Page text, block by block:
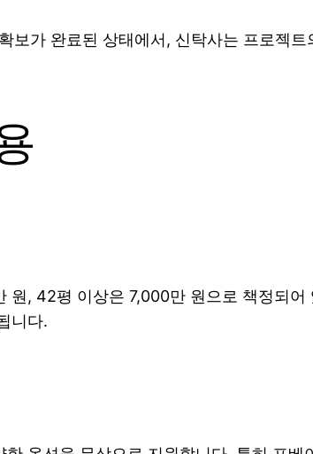
보가 완료된 상태에서, 신탁사는 프로젝
, 42평 이상은 7,000만 원으로 책정되
니다.